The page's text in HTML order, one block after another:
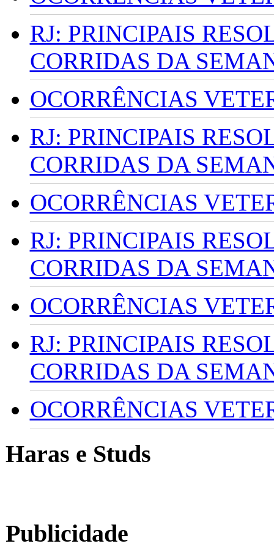
RJ: PRINCIPAIS
CORRIDAS DA
OCORRÊNCIAS
RJ: PRINCIPAIS
CORRIDAS DA
OCORRÊNCIAS
RJ: PRINCIPAIS
CORRIDAS DA
OCORRÊNCIAS
RJ: PRINCIPAIS
CORRIDAS DA
OCORRÊNCIAS
Haras e Studs
Publicidade